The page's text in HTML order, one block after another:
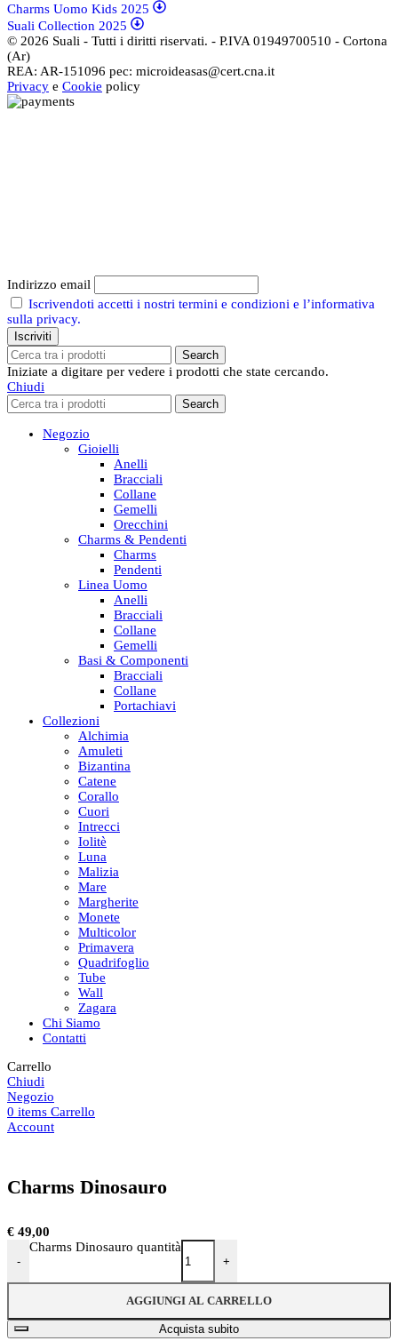
Charms Uomo Kids 2025
Suali Collection 2025
© 2026 Suali - Tutti i diritti riservati. - P.IVA 01949700510 - Cortona
(Ar)
REA: AR-151096 pec: microideasas@cert.cna.it
Privacy e Cookie policy
Indirizzo email
Iscrivendoti accetti i nostri termini e condizioni e l’informativa
sulla privacy.
Search
Iniziate a digitare per vedere i prodotti che state cercando.
Chiudi
Search
Negozio
Gioielli
Anelli
Bracciali
Collane
Gemelli
Orecchini
Charms & Pendenti
Charms
Pendenti
Linea Uomo
Anelli
Bracciali
Collane
Gemelli
Basi & Componenti
Bracciali
Collane
Portachiavi
Collezioni
Alchimia
Amuleti
Bizantina
Catene
Corallo
Cuori
Intrecci
Iolitè
Luna
Malizia
Mare
Margherite
Monete
Multicolor
Primavera
Quadrifoglio
Tube
Wall
Zagara
Chi Siamo
Contatti
Carrello
Chiudi
Negozio
0 items Carrello
Account
Charms Dinosauro
€ 49,00
-
Charms Dinosauro quantità
+
AGGIUNGI AL CARRELLO
Acquista subito